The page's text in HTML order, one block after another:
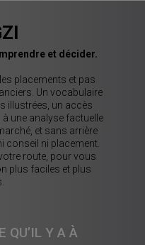
et décider.
placements et pas
Un vocabulaire
illustrées, un accès
une analyse factuelle
et sans arrière
conseil ni placement.
route, pour vous
plus faciles et plus
QU’IL Y A À